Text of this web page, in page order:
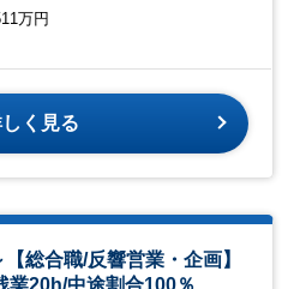
万円
く見る
総合職/反響営業・企画】